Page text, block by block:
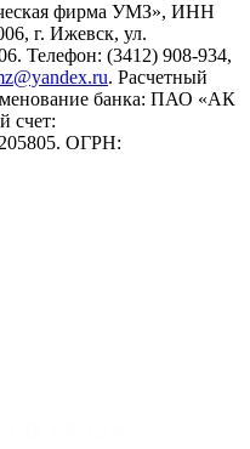
фирма УМЗ», ИНН
г. Ижевск, ул.
Телефон: (3412) 908-934,
. Расчетный
банка: ПАО «АК
счет:
ОГРН: